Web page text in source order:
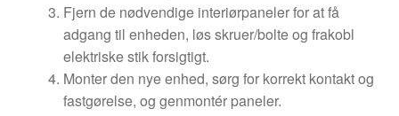
Fjern de nødvendige interiørpaneler for at få
adgang til enheden, løs skruer/bolte og frakobl
elektriske stik forsigtigt.
Monter den nye enhed, sørg for korrekt kontakt og
fastgørelse, og genmontér paneler.